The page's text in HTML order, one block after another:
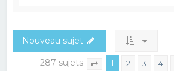
Nouveau sujet
287 sujets Page sur 12
1 2 3 4